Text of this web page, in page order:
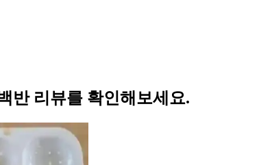
반 리뷰를 확인해보세요.